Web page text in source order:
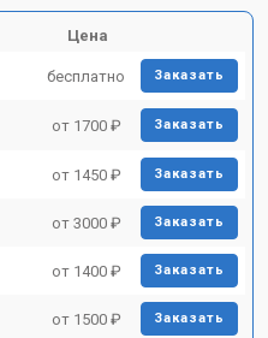
Цена
бесплатно Заказать
от 1700 ₽ Заказать
от 1450 ₽ Заказать
от 3000 ₽ Заказать
от 1400 ₽ Заказать
от 1500 ₽ Заказать